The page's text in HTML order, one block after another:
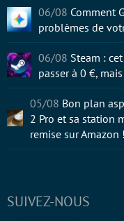
SUIVEZ-NOUS
06/08 Comment
problèmes de
06/08 Steam :
passer à 0 €,
05/08 Bon plan
2 Pro et sa station
remise sur Amazon !